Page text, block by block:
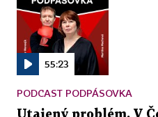
55:23
PODCAST PODPÁSOVKA